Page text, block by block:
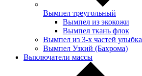
Вымпел треугольный
Вымпел из экокожи
Вымпел ткань флок
Вымпел из 3-х частей улыбка
Вымпел Узкий (Бахрома)
Выключатели массы